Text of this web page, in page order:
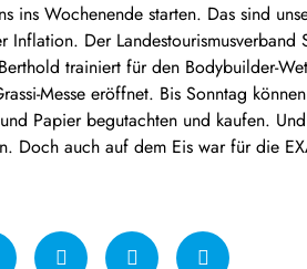
Wochenende starten. Das sind
Der
trainiert für den Bodybuilder-
Messe eröffnet. Bis Sonntag
Papier begutachten und kaufen.
Doch auch auf dem Eis war für die